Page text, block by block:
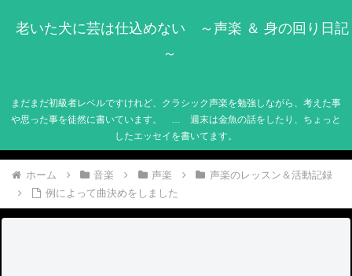
老いた犬に芸は仕込めない ～声楽 ＆ 身の回り日記
～
まだまだ初級者レベルですけれど、クラシック声楽を勉強しながら、考えた事
や思った事を徒然に書いています。 … 週末は金魚の話をしたり、ちょっと
したエッセイを書いてます。
ホーム 音楽 声楽
声楽のレッスン＆活動記録
例によって曲決めをしました